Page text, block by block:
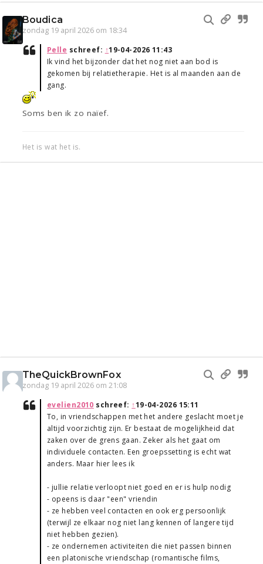
Boudica
zondag 19 april 2026 om 18:34
Pelle schreef: ↑19-04-2026 11:43
Ik vind het bijzonder dat het nog niet aan bod is
gekomen bij relatietherapie. Het is al maanden aan de
gang.
Soms ben ik zo naïef.
Het is wat het is.
TheQuickBrownFox
zondag 19 april 2026 om 21:08
evelien2010 schreef: ↑19-04-2026 15:11
To, in vriendschappen met het andere geslacht moet je
altijd voorzichtig zijn. Er bestaat de mogelijkheid dat
zaken over de grens gaan. Zeker als het gaat om
individuele contacten. Een groepssetting is echt wat
anders. Maar hier lees ik
- jullie relatie verloopt niet goed en er is hulp nodig
- opeens is daar "een" vriendin
- ze hebben veel contacten en ook erg persoonlijk
(terwijl ze elkaar nog niet lang kennen of langere tijd
niet hebben gezien).
- ze ondernemen activiteiten die niet passen binnen
een platonische vriendschap (romantische films,